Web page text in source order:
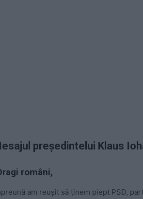
președintelui Klaus
români,
am reușit să ținem piept PSD,